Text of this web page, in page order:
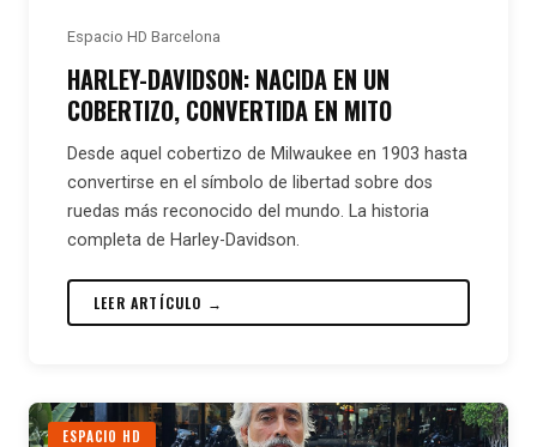
Espacio HD Barcelona
HARLEY-DAVIDSON: NACIDA EN UN
COBERTIZO, CONVERTIDA EN MITO
Desde aquel cobertizo de Milwaukee en 1903 hasta
convertirse en el símbolo de libertad sobre dos
ruedas más reconocido del mundo. La historia
completa de Harley-Davidson.
LEER ARTÍCULO →
ESPACIO HD